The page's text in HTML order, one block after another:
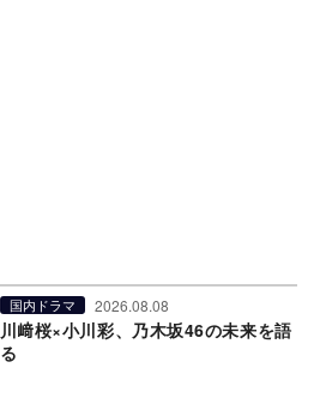
国内ドラマ 2026.08.08
川﨑桜×小川彩、乃木坂46の未来を語
る